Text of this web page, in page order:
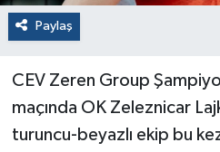
Paylaş
CEV Zeren Group
maçında OK Zeleznicar
turuncu-beyazlı ekip bu